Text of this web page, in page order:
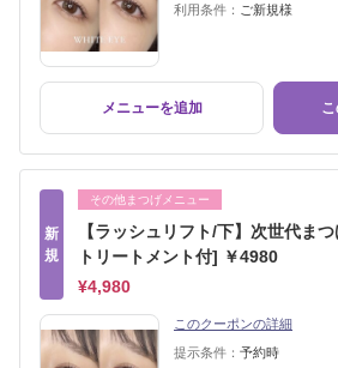
利用条件： ご新規様
メニューを追加
新
規
その他まつげメニュー
【ラッシュリフト/下】次世代ま
トリートメント付] ￥4980
¥4,980
このクーポンの詳細
提示条件： 予約時